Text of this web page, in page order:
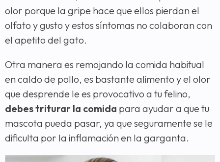
olor porque la gripe hace que ellos pierdan el
olfato y gusto y estos síntomas no colaboran con
el apetito del gato.
Otra manera es remojando la comida habitual
en caldo de pollo, es bastante alimento y el olor
que desprende le es provocativo a tu felino,
debes triturar la comida para ayudar a que tu
mascota pueda pasar, ya que seguramente se le
dificulta por la inflamación en la garganta.